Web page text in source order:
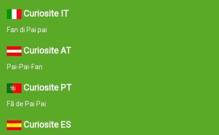
Curiosite IT
Fan di Pai pai
Curiosite AT
Pai-Pai-Fan
Curiosite PT
Fã de Pai Pai
Curiosite ES